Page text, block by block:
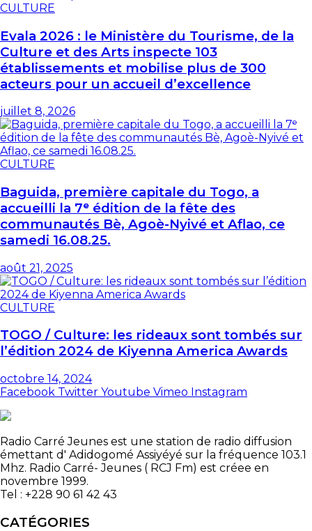
CULTURE
Evala 2026 : le Ministère du Tourisme, de la
Culture et des Arts inspecte 103
établissements et mobilise plus de 300
acteurs pour un accueil d’excellence
juillet 8, 2026
CULTURE
Baguida, première capitale du Togo, a
accueilli la 7ᵉ édition de la fête des
communautés Bè, Agoè-Nyivé et Aflao, ce
samedi 16.08.25.
août 21, 2025
CULTURE
TOGO / Culture: les rideaux sont tombés sur
l’édition 2024 de Kiyenna America Awards
octobre 14, 2024
Facebook Twitter Youtube Vimeo Instagram
Radio Carré Jeunes est une station de radio diffusion
émettant d' Adidogomé Assiyéyé sur la fréquence 103.1
Mhz. Radio Carré- Jeunes ( RCJ Fm) est créee en
novembre 1999.
Tel : +228 90 61 42 43
CATÉGORIES